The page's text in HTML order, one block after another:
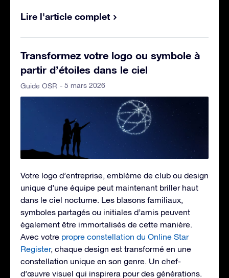
Lire l'article complet
Transformez votre logo ou symbole à
partir d’étoiles dans le ciel
Guide OSR - 5 mars 2026
Votre logo d’entreprise, emblème de club ou design
unique d’une équipe peut maintenant briller haut
dans le ciel nocturne. Les blasons familiaux,
symboles partagés ou initiales d’amis peuvent
également être immortalisés de cette manière.
Avec votre propre constellation du Online Star
Register, chaque design est transformé en une
constellation unique en son genre. Un chef-
d’œuvre visuel qui inspirera pour des générations.